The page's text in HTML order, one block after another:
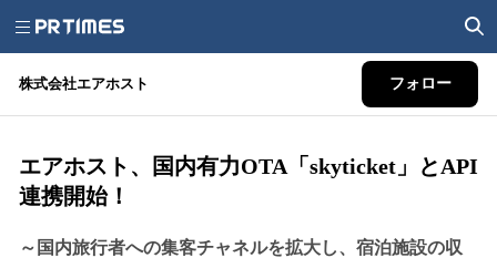
株式会社エアホスト フォロー
エアホスト、国内有力OTA「skyticket」とAPI
連携開始！
～国内旅行者への集客チャネルを拡大し、宿泊施設の収